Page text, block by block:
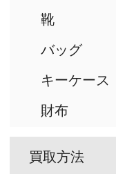
靴
バッグ
キーケース
財布
買取方法